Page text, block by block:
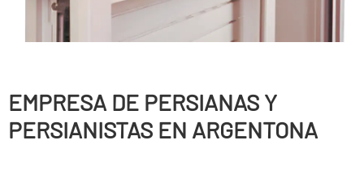
EMPRESA DE PERSIANAS Y
PERSIANISTAS EN ARGENTONA